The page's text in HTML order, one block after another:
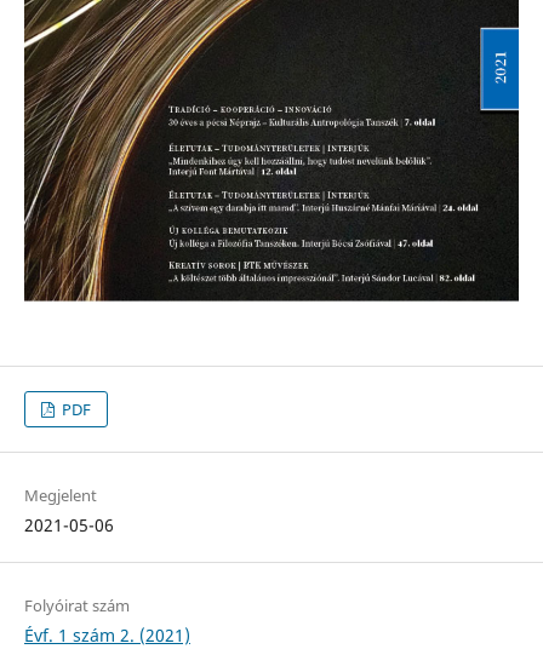
PDF
Megjelent
2021-05-06
Folyóirat szám
Évf. 1 szám 2. (2021)